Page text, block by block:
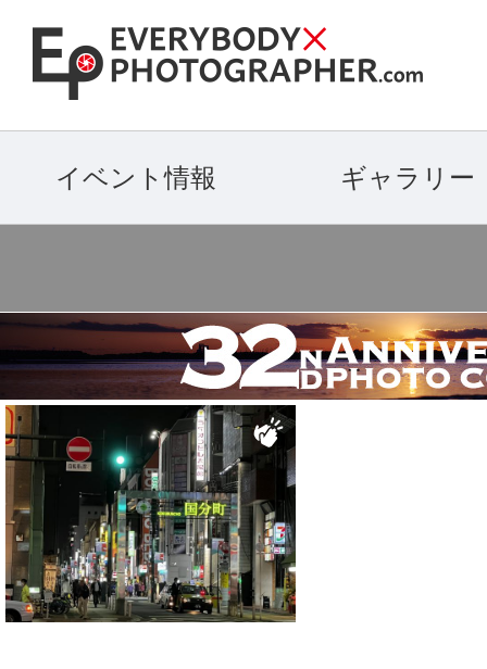
イベント情報 ギャラリー